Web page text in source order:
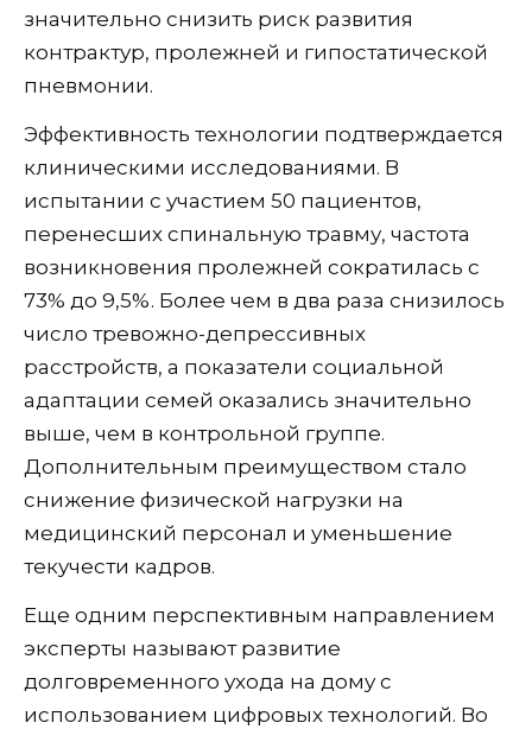
значительно снизить риск развития
контрактур, пролежней и гипостатической
пневмонии.
Эффективность технологии подтверждается
клиническими исследованиями. В
испытании с участием 50 пациентов,
перенесших спинальную травму, частота
возникновения пролежней сократилась с
73% до 9,5%. Более чем в два раза снизилось
число тревожно-депрессивных
расстройств, а показатели социальной
адаптации семей оказались значительно
выше, чем в контрольной группе.
Дополнительным преимуществом стало
снижение физической нагрузки на
медицинский персонал и уменьшение
текучести кадров.
Еще одним перспективным направлением
эксперты называют развитие
долговременного ухода на дому с
использованием цифровых технологий. Во